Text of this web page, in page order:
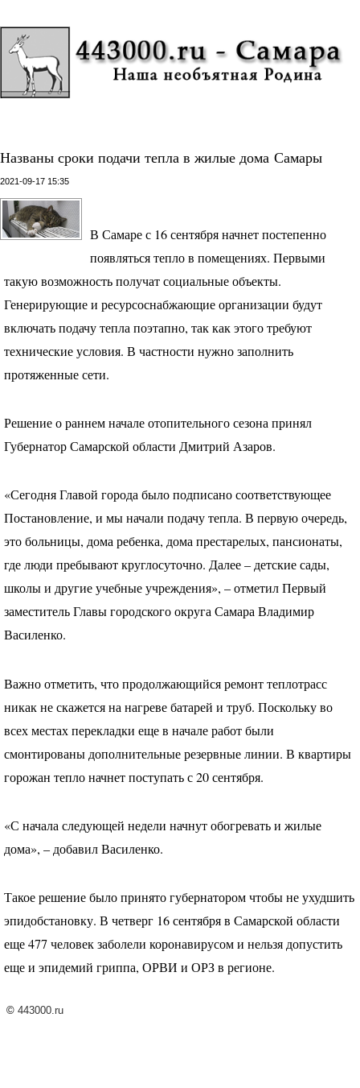
Названы сроки подачи тепла в жилые дома Самары
2021-09-17 15:35
В Самаре с 16 сентября начнет постепенно
появляться тепло в помещениях. Первыми
такую возможность получат социальные объекты.
Генерирующие и ресурсоснабжающие организации будут
включать подачу тепла поэтапно, так как этого требуют
технические условия. В частности нужно заполнить
протяженные сети.
Решение о раннем начале отопительного сезона принял
Губернатор Самарской области Дмитрий Азаров.
«Сегодня Главой города было подписано соответствующее
Постановление, и мы начали подачу тепла. В первую очередь,
это больницы, дома ребенка, дома престарелых, пансионаты,
где люди пребывают круглосуточно. Далее – детские сады,
школы и другие учебные учреждения», – отметил Первый
заместитель Главы городского округа Самара Владимир
Василенко.
Важно отметить, что продолжающийся ремонт теплотрасс
никак не скажется на нагреве батарей и труб. Поскольку во
всех местах перекладки еще в начале работ были
смонтированы дополнительные резервные линии. В квартиры
горожан тепло начнет поступать с 20 сентября.
«С начала следующей недели начнут обогревать и жилые
дома», – добавил Василенко.
Такое решение было принято губернатором чтобы не ухудшить
эпидобстановку. В четверг 16 сентября в Самарской области
еще 477 человек заболели коронавирусом и нельзя допустить
еще и эпидемий гриппа, ОРВИ и ОРЗв регионе.
© 443000.ru